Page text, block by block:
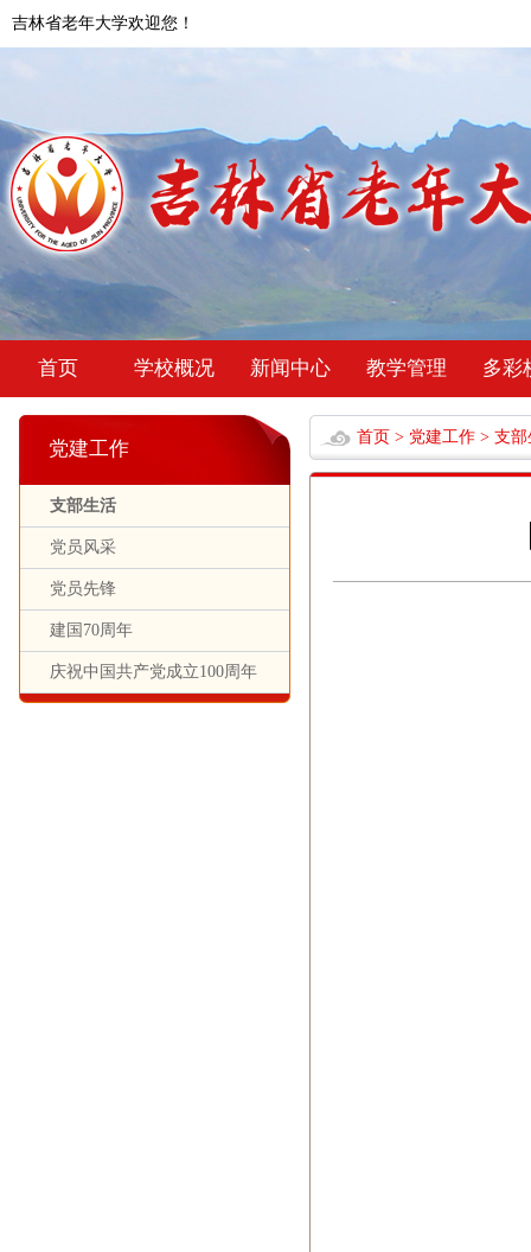
吉林省老年大学欢迎您！
首页 学校概况 新闻中心 教学管理 多彩
党建工作
支部生活
党员风采
党员先锋
建国70周年
庆祝中国共产党成立100周年
首页 > 党建工作 > 支部